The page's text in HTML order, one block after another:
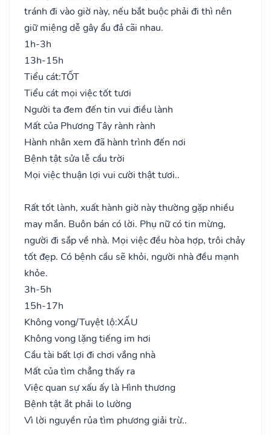
tránh đi vào giờ này, nếu bắt buộc phải đi thì nên
giữ miệng dễ gây ẩu đả cãi nhau.
1h-3h
13h-15h
Tiểu cát:TỐT
Tiểu cát mọi việc tốt tươi
Người ta đem đến tin vui điều lành
Mất của Phương Tây rành rành
Hành nhân xem đã hành trình đến nơi
Bệnh tật sửa lễ cầu trời
Mọi việc thuận lợi vui cười thật tươi..
Rất tốt lành, xuất hành giờ này thường gặp nhiều
may mắn. Buôn bán có lời. Phụ nữ có tin mừng,
người đi sắp về nhà. Mọi việc đều hòa hợp, trôi chảy
tốt đẹp. Có bệnh cầu sẽ khỏi, người nhà đều mạnh
khỏe.
3h-5h
15h-17h
Không vong/Tuyệt lộ:XẤU
Không vong lặng tiếng im hơi
Cầu tài bất lợi đi chơi vắng nhà
Mất của tìm chẳng thấy ra
Việc quan sự xấu ấy là Hình thương
Bệnh tật ắt phải lo lường
Vì lời nguyền rủa tìm phương giải trừ..